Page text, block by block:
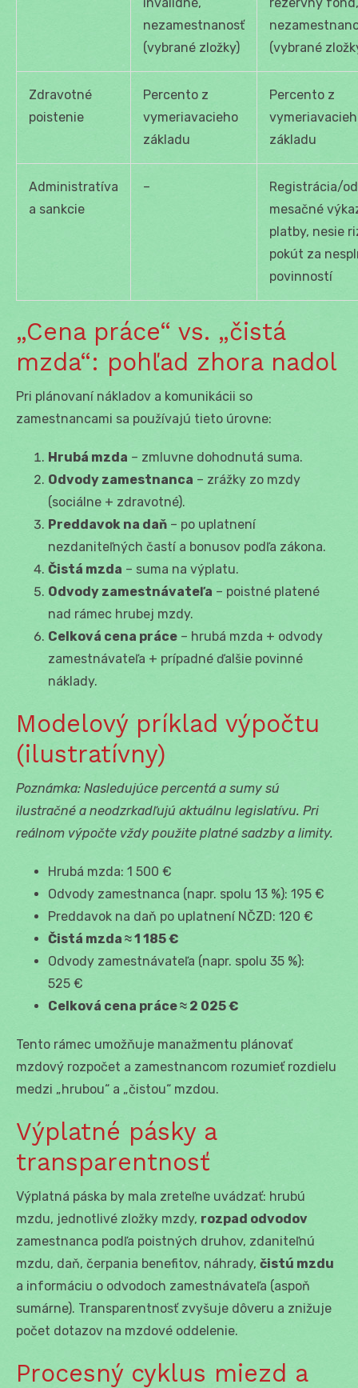
nezamestnanosť
(vybrané zložky)
(vybrané
Zdravotné
poistenie
Percento z
vymeriavacieho
základu
Percento z
základu
Administratíva
a sankcie
–
Registrácia/
mesačné
platby, nesie
pokút za
povinností
„Cena práce“ vs. „čistá
mzda“: pohľad zhora nadol
Pri plánovaní nákladov a komunikácii so
zamestnancami sa používajú tieto úrovne:
Hrubá mzda – zmluvne dohodnutá suma.
Odvody zamestnanca – zrážky zo mzdy
(sociálne + zdravotné).
Preddavok na daň – po uplatnení
nezdaniteľných častí a bonusov podľa zákona.
Čistá mzda – suma na výplatu.
Odvody zamestnávateľa – poistné platené
nad rámec hrubej mzdy.
Celková cena práce – hrubá mzda + odvody
zamestnávateľa + prípadné ďalšie povinné
náklady.
Modelový príklad výpočtu
(ilustratívny)
Poznámka: Nasledujúce percentá a sumy sú
ilustračné a neodzrkadľujú aktuálnu legislatívu. Pri
reálnom výpočte vždy použite platné sadzby a limity.
Hrubá mzda: 1 500 €
Odvody zamestnanca (napr. spolu 13 %): 195 €
Preddavok na daň po uplatnení NČZD: 120 €
Čistá mzda ≈ 1 185 €
Odvody zamestnávateľa (napr. spolu 35 %):
525 €
Celková cena práce ≈ 2 025 €
Tento rámec umožňuje manažmentu plánovať
mzdový rozpočet a zamestnancom rozumieť rozdielu
medzi „hrubou“ a „čistou“ mzdou.
Výplatné pásky a
transparentnosť
Výplatná páska by mala zreteľne uvádzať: hrubú
mzdu, jednotlivé zložky mzdy, rozpad odvodov
zamestnanca podľa poistných druhov, zdaniteľnú
mzdu, daň, čerpania benefitov, náhrady, čistú mzdu
a informáciu o odvodoch zamestnávateľa (aspoň
sumárne). Transparentnosť zvyšuje dôveru a znižuje
počet dotazov na mzdové oddelenie.
Procesný cyklus miezd a